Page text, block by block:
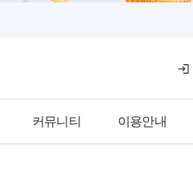
커뮤니티 이용안내